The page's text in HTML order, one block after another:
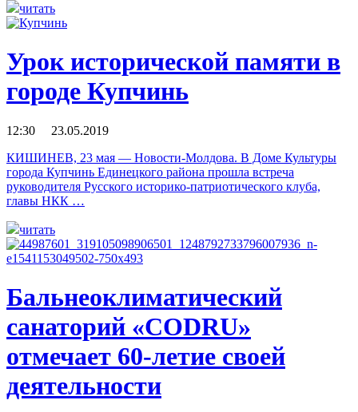
читать
Урок исторической памяти в
городе Купчинь
12:30 23.05.2019
КИШИНЕВ, 23 мая — Новости-Молдова. В Доме Культуры
города Купчинь Единецкого района прошла встреча
руководителя Русского историко-патриотического клуба,
главы НКК …
читать
Бальнеоклиматический
санаторий «CODRU»
отмечает 60-летие своей
деятельности